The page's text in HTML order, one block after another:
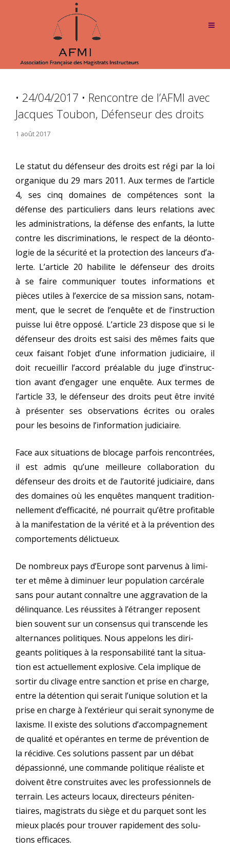
• 24/04/2017 • Rencontre de l’AFMI avec
Jacques Toubon, Défenseur des droits
1 août 2017
Le sta­tut du défen­seur des droits est régi par la loi
orga­nique du 29 mars 2011. Aux termes de l’ar­ticle
4, ses cinq domaines de com­pé­tences sont la
défense des par­ti­cu­liers dans leurs rela­tions avec
les admi­nis­tra­tions, la défense des enfants, la lutte
contre les dis­cri­mi­na­tions, le res­pect de la déon­to­
lo­gie de la sécu­ri­té et la pro­tec­tion des lan­ceurs d’a­
lerte. L’article 20 habi­lite le défen­seur des droits
à se faire com­mu­ni­quer toutes infor­ma­tions et
pièces utiles à l’exer­cice de sa mis­sion sans, notam­
ment, que le secret de l’en­quête et de l’ins­truc­tion
puisse lui être oppo­sé. L’article 23 dis­pose que si le
défen­seur des droits est sai­si des mêmes faits que
ceux fai­sant l’ob­jet d’une infor­ma­tion judi­ciaire, il
doit recueillir l’ac­cord préa­lable du juge d’ins­truc­
tion avant d’en­ga­ger une enquête. Aux termes de
l’ar­ticle 33, le défen­seur des droits peut être invi­té
à pré­sen­ter ses obser­va­tions écrites ou orales
pour les besoins de l’in­for­ma­tion judiciaire.
Face aux situa­tions de blo­cage par­fois ren­con­trées,
il est admis qu’une meilleure col­la­bo­ra­tion du
défen­seur des droits et de l’au­to­ri­té judi­ciaire, dans
des domaines où les enquêtes manquent tra­di­tion­
nel­le­ment d’ef­fi­ca­ci­té, né pour­rait qu’être pro­fi­table
à la mani­fes­ta­tion de la véri­té et à la pré­ven­tion des
com­por­te­ments délictueux.
De nom­breux pays d’Europe sont par­ve­nus à limi­
ter et même à dimi­nuer leur popu­la­tion car­cé­rale
sans pour autant connaître une aggra­va­tion de la
délin­quance. Les réus­sites à l’é­tran­ger reposent
bien sou­vent sur un consen­sus qui trans­cende les
alter­nances poli­tiques. Nous appe­lons les diri­
geants poli­tiques à la res­pon­sa­bi­li­té tant la situa­
tion est actuel­le­ment explo­sive. Cela implique de
sor­tir du cli­vage entre sanc­tion et prise en charge,
entre la déten­tion qui serait l’u­nique solu­tion et la
prise en charge à l’ex­té­rieur qui serait syno­nyme de
laxisme. Il existe des solu­tions d’ac­com­pa­gne­ment
de qua­li­té et opé­rantes en terme de pré­ven­tion de
la réci­dive. Ces solu­tions passent par un débat
dépas­sion­né, une com­mande poli­tique réa­liste et
doivent être construites avec les pro­fes­sion­nels de
ter­rain. Les acteurs locaux, direc­teurs péni­ten­
tiaires, magis­trats du siège et du par­quet sont les
mieux pla­cés pour trou­ver rapi­de­ment des solu­
tions efficaces.